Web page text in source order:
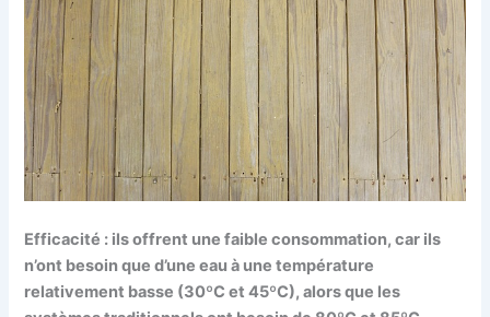
Efficacité : ils offrent une faible consommation, car ils
n’ont besoin que d’une eau à une température
relativement basse (30ºC et 45ºC), alors que les